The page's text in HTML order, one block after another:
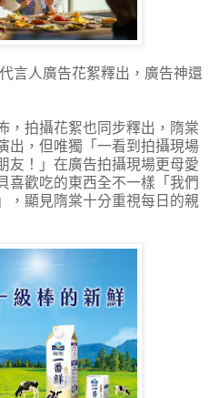
言人廣告花絮釋出，廣告神還
，拍攝花絮也同步釋出，隋棠
出，但唯獨「一看到拍攝現場
友！」在廣告拍攝現場更母愛
喜歡吃的東西全不一樣「我們
，顯見隋棠十分重視每日的親